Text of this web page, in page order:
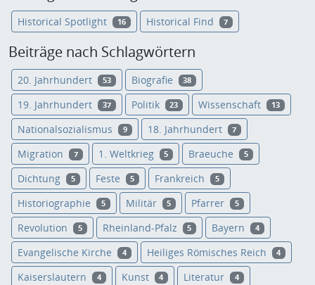
Historical Spotlight 16 Historical Find 7
Beiträge nach Schlagwörtern
20. Jahrhundert 53 Biografie 38
19. Jahrhundert 37 Politik 23 Wissenschaft 13
Nationalsozialismus 9 18. Jahrhundert 7
Migration 7 1. Weltkrieg 5 Braeuche 5
Dichtung 5 Feste 5 Frankreich 5
Historiographie 5 Militär 5 Pfarrer 5
Revolution 5 Rheinland-Pfalz 5 Bayern 4
Evangelische Kirche 4 Heiliges Römisches Reich 4
Kaiserslautern 4 Kunst 4 Literatur 4